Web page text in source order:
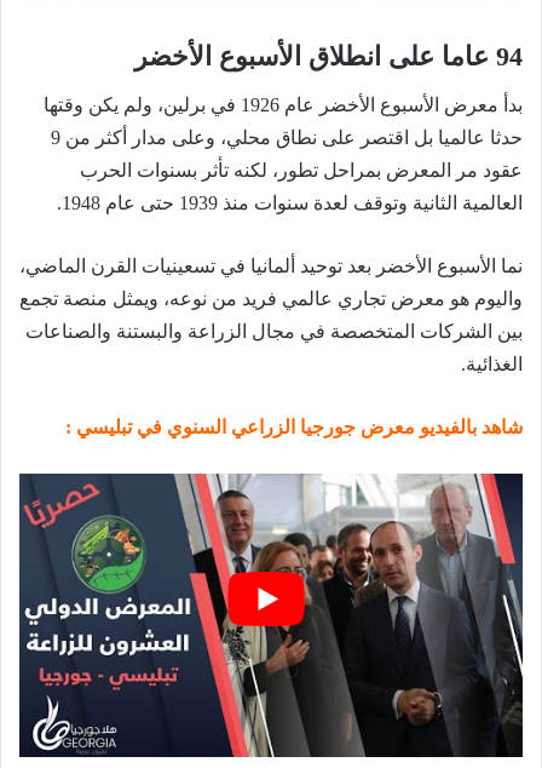
94 عاما على انطلاق الأسبوع الأخضر
بدأ معرض الأسبوع الأخضر عام 1926 في برلين، ولم يكن وقتها
حدثا عالميا بل اقتصر على نطاق محلي، وعلى مدار أكثر من 9
عقود مر المعرض بمراحل تطور، لكنه تأثر بسنوات الحرب
العالمية الثانية وتوقف لعدة سنوات منذ 1939 حتى عام 1948.
نما الأسبوع الأخضر بعد توحيد ألمانيا في تسعينيات القرن الماضي،
واليوم هو معرض تجاري عالمي فريد من نوعه، ويمثل منصة تجمع
بين الشركات المتخصصة في مجال الزراعة والبستنة والصناعات
الغذائية.
شاهد بالفيديو معرض جورجيا الزراعي السنوي في تبليسي :